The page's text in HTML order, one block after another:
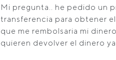
Mi pregunta.. he pedido un
transferencia para obtener
que me rembolsaria mi
quieren devolver el dinero